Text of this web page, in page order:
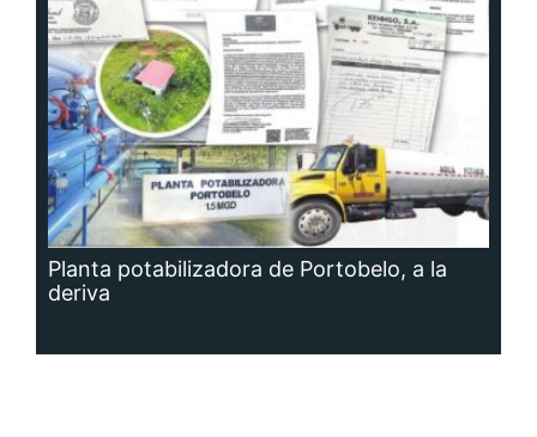
Planta potabilizadora de Portobelo, a la
deriva